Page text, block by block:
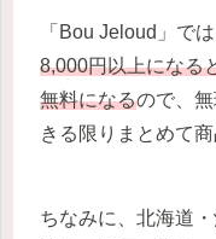
「Bou Jeloud」では
8,000円以上になる
無料になるので、
きる限りまとめて
ちなみに、北海道